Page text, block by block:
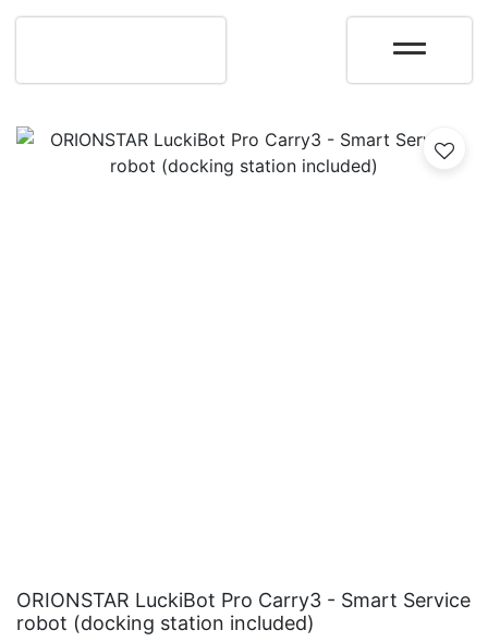
ORIONSTAR LuckiBot Pro Carry3 - Smart Service
robot (docking station included)